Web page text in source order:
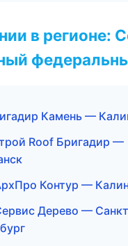
в регионе:
Камень —
Roof Бригадир —
Контур —
Дерево —